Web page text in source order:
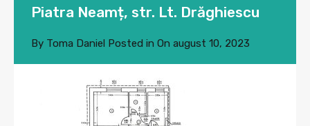
Piatra Neamț, str. Lt. Drăghiescu
By Toma Daniel Posted in On august 10, 2023